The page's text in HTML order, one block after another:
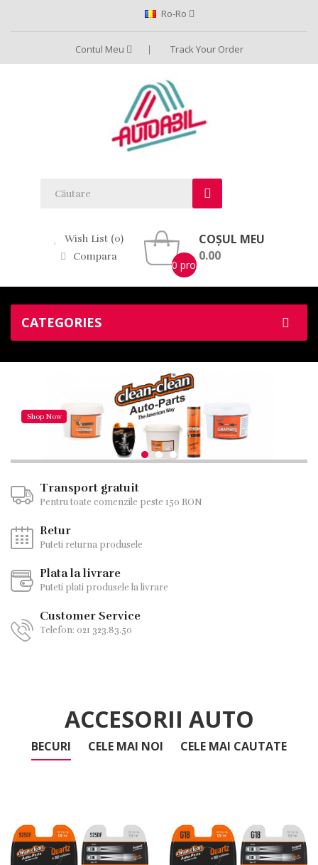
Ro-Ro
Contul Meu Track Your Order
Wish List (0)
Compara
0 produs(e) -
COȘUL MEU
0.00
CATEGORIES
Transport gratuit
Pentru toate comenzile peste 150 RON
Retur
Puteti returna produsele
Plata la livrare
Puteti plati produsele la livrare
Customer Service
Telefon: 021 323.83.50
ACCESORII AUTO